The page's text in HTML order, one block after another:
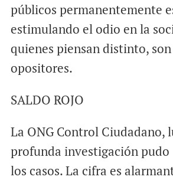
públicos permanentemente
estimulando el odio en la
quienes piensan distinto,
opositores.
SALDO ROJO
La ONG Control Ciudadano,
profunda investigación
los casos. La cifra es